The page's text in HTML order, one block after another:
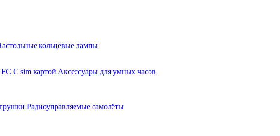
кольцевые лампы
C sim картой Аксессуары для умных часов
Радиоуправляемые самолёты